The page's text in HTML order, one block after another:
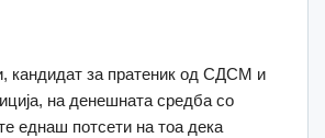
кандидат за пратеник од СДСМ и
на денешната средба со
еднаш потсети на тоа дека